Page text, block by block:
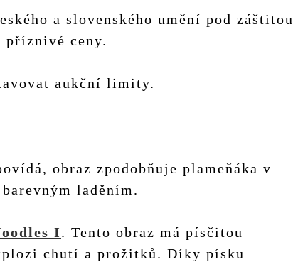
a slovenského umění pod záštitou
ceny.
aukční limity.
obraz zpodobňuje plameňáka v
laděním.
I. Tento obraz má písčitou
chutí a prožitků. Díky písku